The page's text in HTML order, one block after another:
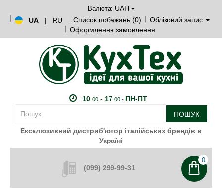
Валюта: UAH
UA
| RU Список побажань (0)
Обліковий запис
Оформлення замовлення
10. 00- 17. 00 - ПН-ПТ
ПОШУК
Ексклюзивний дистриб'ютор італійських брендів в
Україні
(099) 299-99-31
0